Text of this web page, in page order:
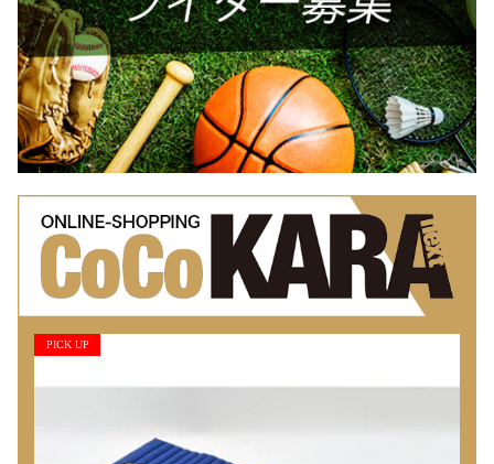
PICK UP